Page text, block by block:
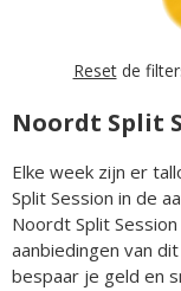
Resetde
Noordt Split
Elke week zijn er
Split Session in de
Noordt Split
aanbiedingen van
bespaar je geld en